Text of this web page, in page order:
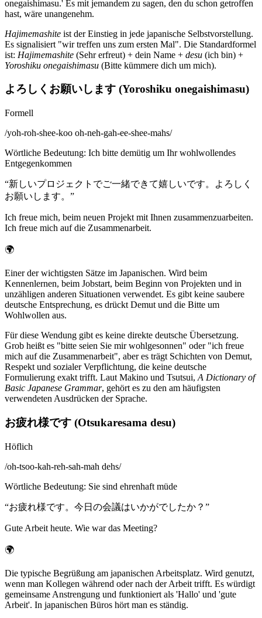
onegaishimasu.' Es mit jemandem zu sagen, den du schon getroffen
hast, wäre unangenehm.
Hajimemashite ist der Einstieg in jede japanische Selbstvorstellung.
Es signalisiert "wir treffen uns zum ersten Mal". Die Standardformel
ist: Hajimemashite (Sehr erfreut) + dein Name + desu (ich bin) +
Yoroshiku onegaishimasu (Bitte kümmere dich um mich).
よろしくお願いします (Yoroshiku onegaishimasu)
Formell
/yoh-roh-shee-koo oh-neh-gah-ee-shee-mahs/
Wörtliche Bedeutung: Ich bitte demütig um Ihr wohlwollendes
Entgegenkommen
“新しいプロジェクトでご一緒できて嬉しいです。よろしく
お願いします。 ”
Ich freue mich, beim neuen Projekt mit Ihnen zusammenzuarbeiten.
Ich freue mich auf die Zusammenarbeit.
🌍
Einer der wichtigsten Sätze im Japanischen. Wird beim
Kennenlernen, beim Jobstart, beim Beginn von Projekten und in
unzähligen anderen Situationen verwendet. Es gibt keine saubere
deutsche Entsprechung, es drückt Demut und die Bitte um
Wohlwollen aus.
Für diese Wendung gibt es keine direkte deutsche Übersetzung.
Grob heißt es "bitte seien Sie mir wohlgesonnen" oder "ich freue
mich auf die Zusammenarbeit", aber es trägt Schichten von Demut,
Respekt und sozialer Verpflichtung, die keine deutsche
Formulierung exakt trifft. Laut Makino und Tsutsui, A Dictionary of
Basic Japanese Grammar, gehört es zu den am häufigsten
verwendeten Ausdrücken der Sprache.
お疲れ様です (Otsukaresama desu)
Höflich
/oh-tsoo-kah-reh-sah-mah dehs/
Wörtliche Bedeutung: Sie sind ehrenhaft müde
“お疲れ様です。今日の会議はいかがでしたか？ ”
Gute Arbeit heute. Wie war das Meeting?
🌍
Die typische Begrüßung am japanischen Arbeitsplatz. Wird genutzt,
wenn man Kollegen während oder nach der Arbeit trifft. Es würdigt
gemeinsame Anstrengung und funktioniert als 'Hallo' und 'gute
Arbeit'. In japanischen Büros hört man es ständig.